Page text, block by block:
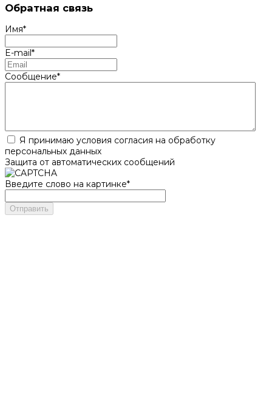
Обратная связь
Имя*
E-mail*
Сообщение*
Я принимаю условия согласия на обработку
персональных данных
Защита от автоматических сообщений
Введите слово на картинке*